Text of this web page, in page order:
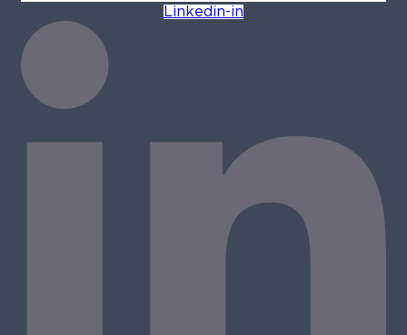
Linkedin-in